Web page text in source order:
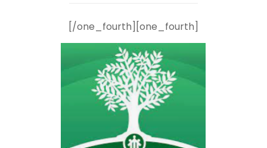
[/one_fourth][one_fourth]